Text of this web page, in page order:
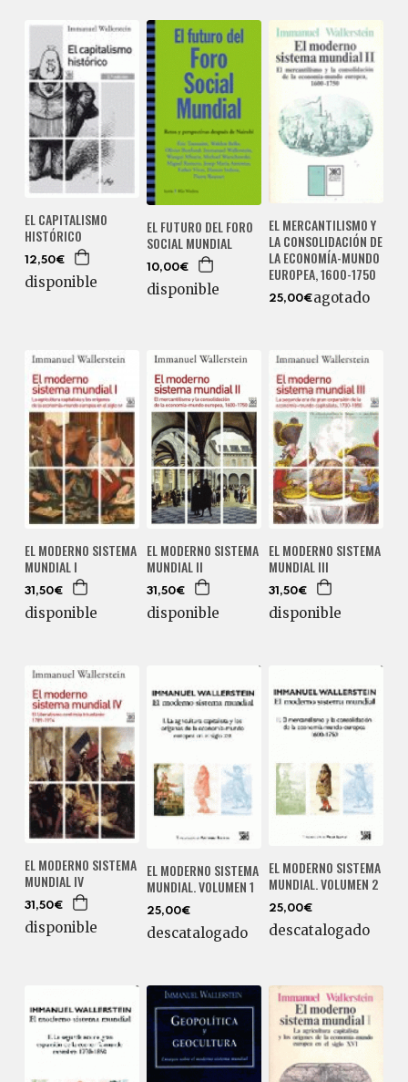
EL CAPITALISMO
HISTÓRICO
12,50€
disponible
EL FUTURO DEL FORO
SOCIAL MUNDIAL
10,00€
disponible
EL MERCANTILISMO Y
LA CONSOLIDACIÓN DE
LA ECONOMÍA-MUNDO
EUROPEA, 1600-1750
25,00€agotado
EL MODERNO SISTEMA
MUNDIAL I
31,50€
disponible
EL MODERNO SISTEMA
MUNDIAL II
31,50€
disponible
EL MODERNO SISTEMA
MUNDIAL III
31,50€
disponible
EL MODERNO SISTEMA
MUNDIAL IV
31,50€
disponible
EL MODERNO SISTEMA
MUNDIAL. VOLUMEN 1
25,00€
descatalogado
EL MODERNO SISTEMA
MUNDIAL. VOLUMEN 2
25,00€
descatalogado